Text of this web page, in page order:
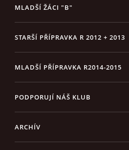
MLADŠÍ ŽÁCI "B"
STARŠÍ PŘÍPRAVKA R 2012 + 2013
MLADŠÍ PŘÍPRAVKA R2014-2015
PODPORUJÍ NÁŠ KLUB
ARCHÍV